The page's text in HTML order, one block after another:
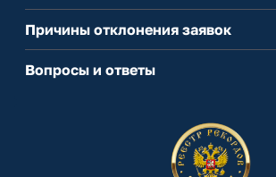
Причины отклонения заявок
Вопросы и ответы